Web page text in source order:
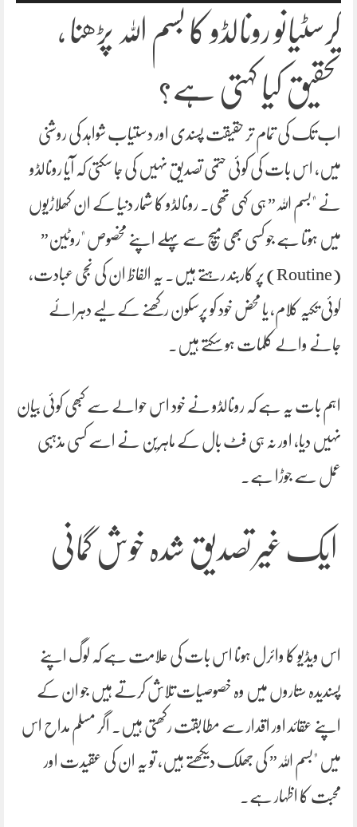
کرسٹیانو رونالڈو کا بسم اللہ پڑھنا ،
تحقیق کیا کہتی ہے؟
اب تک کی تمام تر حقیقت پسندی اور دستیاب شواہد کی روشنی
میں، اس بات کی کوئی حتمی تصدیق نہیں کی جا سکتی کہ آیا رونالڈو
نے "بسم اللہ” ہی کہی تھی۔ رونالڈو کا شمار دنیا کے ان کھلاڑیوں
میں ہوتا ہے جو کسی بھی میچ سے پہلے اپنے مخصوص "روٹین”
(Routine) پر کاربند رہتے ہیں۔ یہ الفاظ ان کی نجی عبادت،
کوئی تکیہ کلام، یا محض خود کو پرسکون رکھنے کے لیے دہرائے
جانے والے کلمات ہو سکتے ہیں۔
اہم بات یہ ہے کہ رونالڈو نے خود اس حوالے سے کبھی کوئی بیان
نہیں دیا، اور نہ ہی فٹ بال کے ماہرین نے اسے کسی مذہبی
عمل سے جوڑا ہے۔
ایک غیر تصدیق شدہ خوش گمانی
اس ویڈیو کا وائرل ہونا اس بات کی علامت ہے کہ لوگ اپنے
پسندیدہ ستاروں میں وہ خصوصیات تلاش کرتے ہیں جو ان کے
اپنے عقائد اور اقدار سے مطابقت رکھتی ہیں۔ اگر مسلم مداح اس
میں "بسم اللہ” کی جھلک دیکھتے ہیں، تو یہ ان کی عقیدت اور
محبت کا اظہار ہے۔